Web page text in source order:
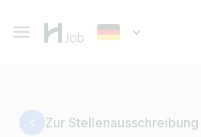
Zur Stellenausschreibung